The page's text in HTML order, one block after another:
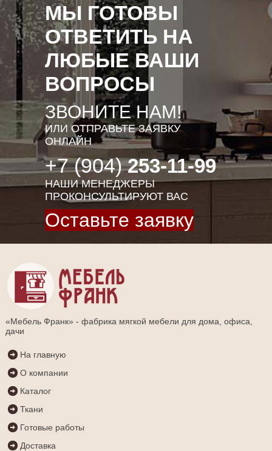
МЫ ГОТОВЫ
ОТВЕТИТЬ НА
ЛЮБЫЕ ВАШИ
ВОПРОСЫ
ЗВОНИТЕ НАМ!
ИЛИ ОТПРАВЬТЕ ЗАЯВКУ
ОНЛАЙН
+7 (904)253-11-99
НАШИ МЕНЕДЖЕРЫ
ПРОКОНСУЛЬТИРУЮТ ВАС
Оставьте заявку
«Мебель Франк» - фабрика мягкой мебели для дома, офиса,
дачи
На главную
О компании
Каталог
Ткани
Готовые работы
Доставка